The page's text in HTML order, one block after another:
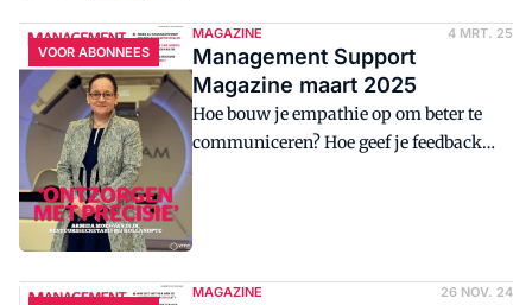
VOOR ABONNEES
MAGAZINE 4 MRT. 25
Management Support
Magazine maart 2025
Hoe bouw je empathie op om beter te
communiceren? Hoe geef je feedback
zonder conflicten te veroorzaken? Dat en
MAGAZINE 26 NOV. 24